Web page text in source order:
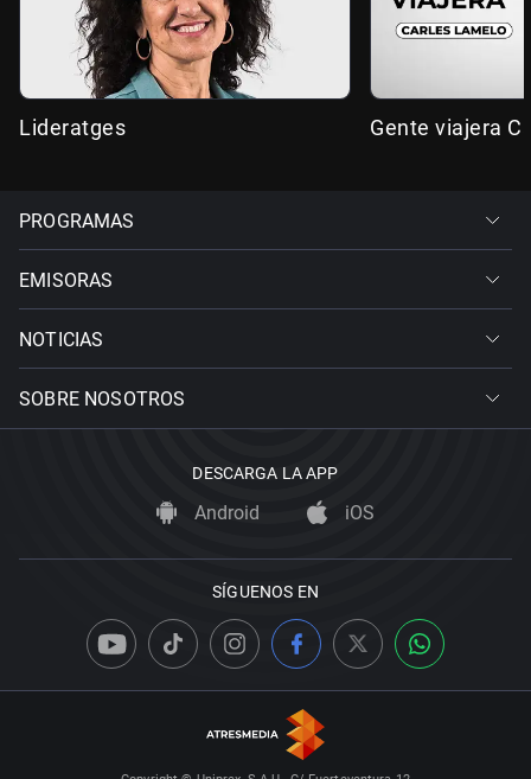
Lideratges Gente viajera
PROGRAMAS
EMISORAS
NOTICIAS
SOBRE NOSOTROS
DESCARGA LA APP
Android iOS
SÍGUENOS EN